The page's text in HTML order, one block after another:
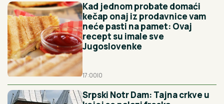
Kad jednom probate domaći
kečap onaj iz prodavnice vam
neće pasti na pamet: Ovaj
recept su imale sve
Jugoslovenke
17:00|0
Srpski Notr Dam: Tajna crkve u